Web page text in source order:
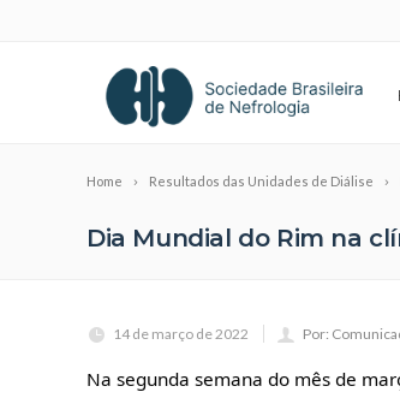
Home Resultados das Unidades de Diálise
Dia Mundial do Rim na
14 de março de 2022 Por:
Na segunda semana do mês de